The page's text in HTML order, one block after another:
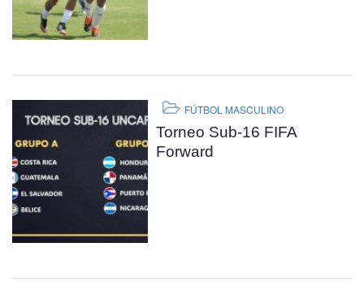
FÚTBOL MASCULINO
Torneo Sub-16 FIFA
Forward